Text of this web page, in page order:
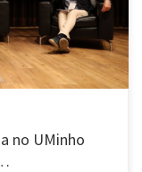
no UMinho